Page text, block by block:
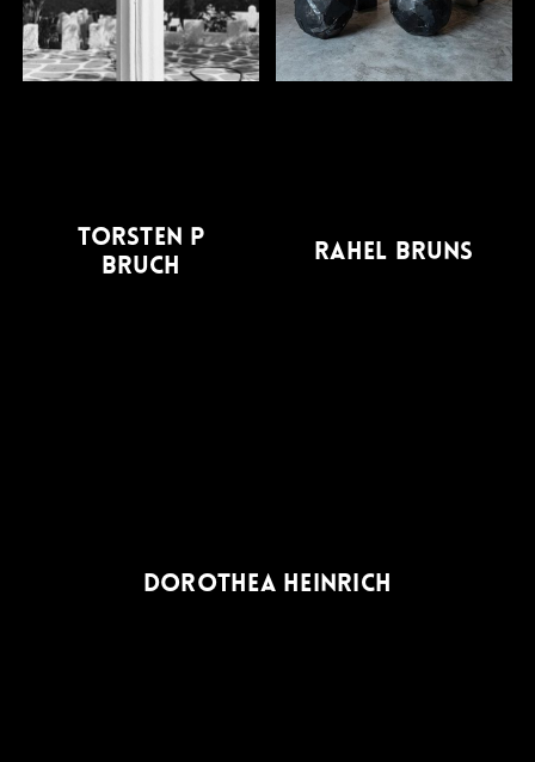
TORSTEN P
BRUCH
RAHEL BRUNS
DOROTHEA HEINRICH